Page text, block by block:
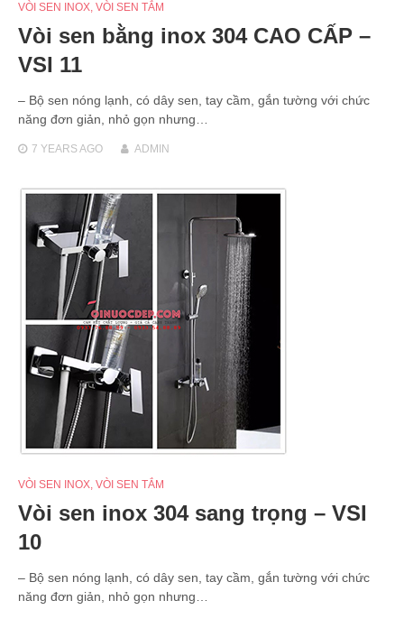
VÒI SEN INOX, VÒI SEN TẮM
Vòi sen bằng inox 304 CAO CẤP –
VSI 11
– Bộ sen nóng lạnh, có dây sen, tay cầm, gắn tường với chức
năng đơn giản, nhỏ gọn nhưng…
7 YEARSAGO ADMIN
VÒI SEN INOX, VÒI SEN TẮM
Vòi sen inox 304 sang trọng – VSI
10
– Bộ sen nóng lạnh, có dây sen, tay cầm, gắn tường với chức
năng đơn giản, nhỏ gọn nhưng…